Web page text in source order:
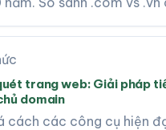
trang web: Giải pháp
domain
cách các công cụ hiện